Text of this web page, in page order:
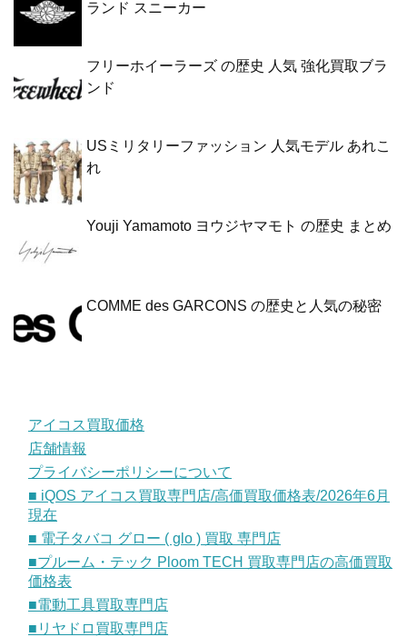
ランド スニーカー
フリーホイーラーズ の歴史 人気 強化買取ブラ
ンド
USミリタリーファッション 人気モデル あれこ
れ
Youji Yamamoto ヨウジヤマモト の歴史 まとめ
COMME des GARCONS の歴史と人気の秘密
アイコス買取価格
店舗情報
プライバシーポリシーについて
■ iQOS アイコス買取専門店/高価買取価格表/2026年6月
現在
■ 電子タバコ グロー ( glo ) 買取 専門店
■プルーム・テック Ploom TECH 買取専門店の高価買取
価格表
■電動工具買取専門店
■リヤドロ買取専門店